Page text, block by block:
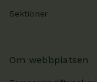
Sektioner
Om webbplatsen